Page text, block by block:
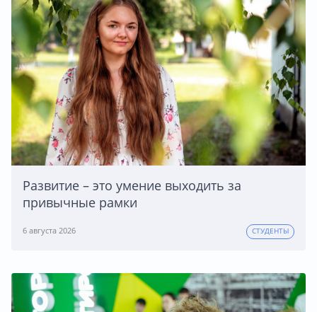
Развитие – это умение выходить за
привычные рамки
6 августа 2026 СТУДЕНТЫ